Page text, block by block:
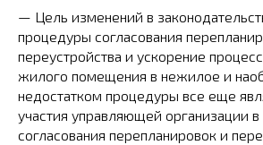
— Цель изменений в
процедуры согласования
переустройства и ускорение
жилого помещения в нежилое и
недостатком процедуры все еще
участия управляющей организации
согласования перепланировок и